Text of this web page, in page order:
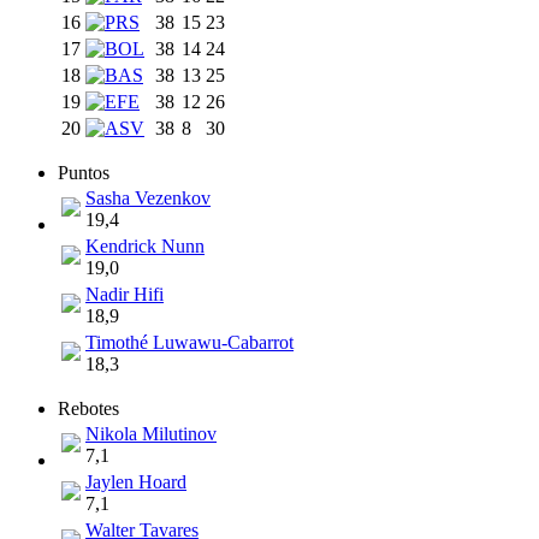
16
38 15 23
17
38 14 24
18
38 13 25
19
38 12 26
20
38 8 30
Puntos
Sasha Vezenkov
19,4
Kendrick Nunn
19,0
Nadir Hifi
18,9
Timothé Luwawu-Cabarrot
18,3
Rebotes
Nikola Milutinov
7,1
Jaylen Hoard
7,1
Walter Tavares